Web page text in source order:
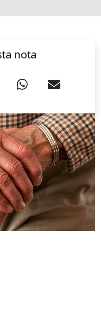
nota